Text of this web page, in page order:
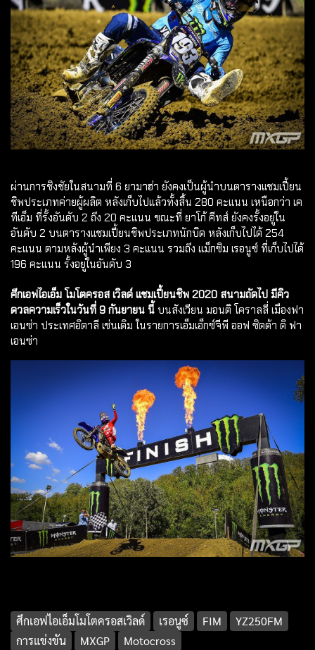
ผ่านการชิงชัยในสนามที่ 6 ยามาฮ่า ยังคงเป็นผู้นำบนตารางแชมเปี้ยน
ชิพประเภทค่ายผู้ผลิต หลังเก็บไปแล้วทั้งสิ้น 280 คะแนน เหนือกว่า เค
ทีเอ็ม ที่รั้งอันดับ 2 ถึง 20 คะแนน ขณะที่ ยาโก้ คีทส์ ยังคงรั้งอยู่ใน
อันดับ 2 บนตารางแชมเปี้ยนชิพประเภทนักบิด หลังเก็บไปได้ 254
คะแนน ตามหลังผู้นำเพียง 3 คะแนน รวมถึง แม็กซิม เรอนูซ์ ที่เก็บไปได้
196 คะแนน รั้งอยู่ในอันดับ 3
ศึกเอฟไอเอ็ม โมโตครอส เวิลด์ แชมเปี้ยนชิพ 2020 สนามถัดไป มีคิว
ดวลความเร็วในวันที่ 9 กันยายน นี้ บนสังเวียน มอนติ โคราลลี่ เมืองฟา
เอนซ่า ประเทศอิตาลี เช่นเดิม ในรายการเอ็มเอ็กซ์จีพี ออฟ ซิตต้า ดิ ฟา
เอนซ่า
ศึกเอฟไอเอ็มโมโตครอสเวิลด์ เรอนูซ์ FIM
YZ250FM
การแข่งขัน
MXGP Motocross